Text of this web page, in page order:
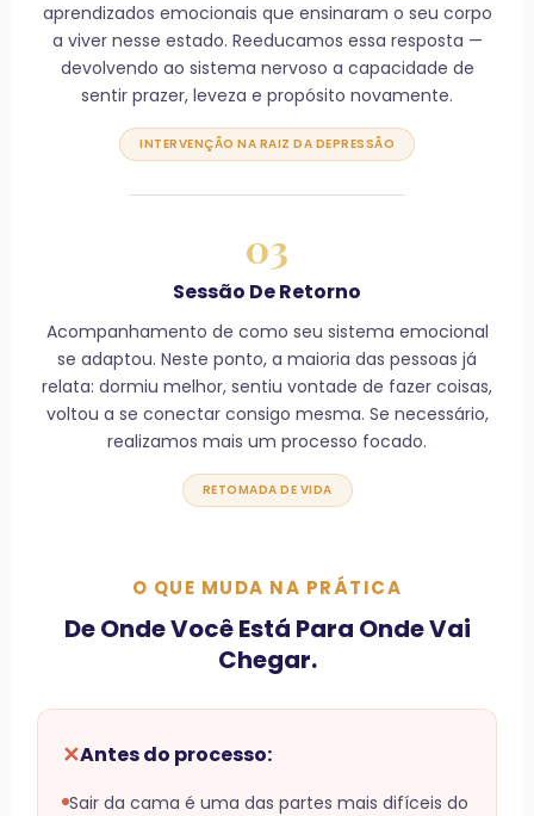
aprendizados emocionais que ensinaram o seu corpo
a viver nesse estado. Reeducamos essa resposta —
devolvendo ao sistema nervoso a capacidade de
sentir prazer, leveza e propósito novamente.
INTERVENÇÃO NA RAIZ DA DEPRESSÃO
03
Sessão De Retorno
Acompanhamento de como seu sistema emocional
se adaptou. Neste ponto, a maioria das pessoas já
relata: dormiu melhor, sentiu vontade de fazer coisas,
voltou a se conectar consigo mesma. Se necessário,
realizamos mais um processo focado.
RETOMADA DE VIDA
O QUE MUDA NA PRÁTICA
De Onde Você Está Para Onde Vai
Chegar.
✕Antes do processo:
Sair da cama é uma das partes mais difíceis do